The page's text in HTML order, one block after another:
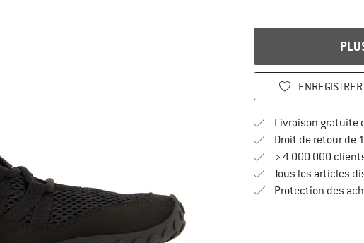
ENREGISTRER
Livraison gratuite
Droit de retour de
> 4 000 000
Tous les articles
Protection des